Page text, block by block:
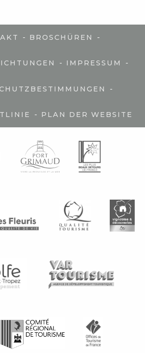
- BROSCHÜREN -
- IMPRESSUM -
-
- PLAN DER WEBSITE